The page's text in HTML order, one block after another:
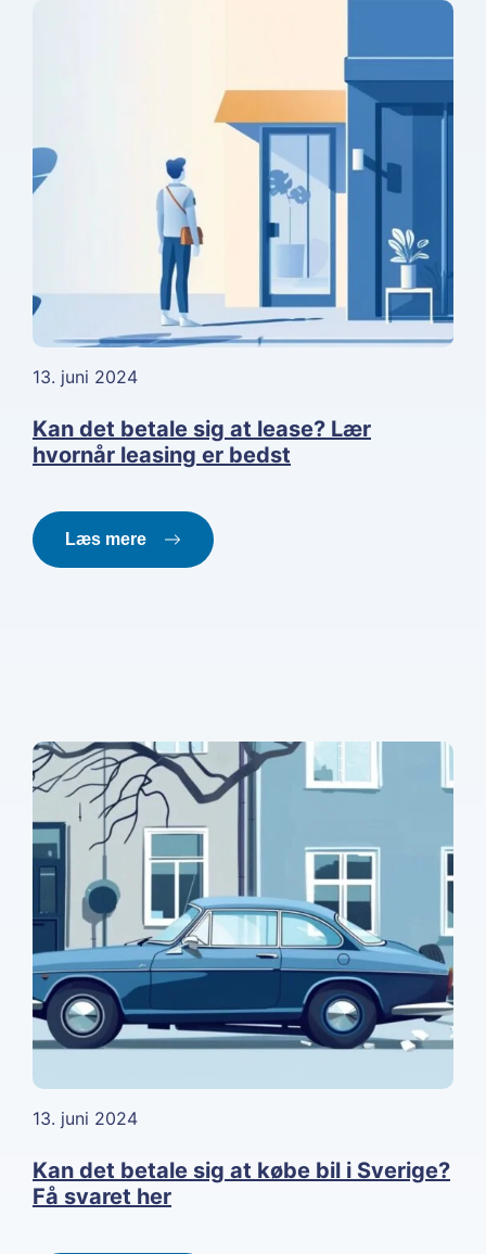
13. juni 2024
Kan det betale sig at lease? Lær
hvornår leasing er bedst
Læs mere
13. juni 2024
Kan det betale sig at købe bil i Sverige?
Få svaret her